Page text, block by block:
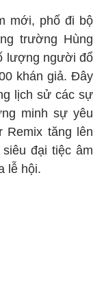
mới, phố đi bộ
trường Hùng
lượng người đổ
khán giả. Đây
lịch sử các sự
minh sự yêu
Remix tăng lên
đại tiệc âm
lễ hội.